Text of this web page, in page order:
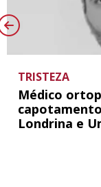
TRISTEZA
Médico
Londrina e